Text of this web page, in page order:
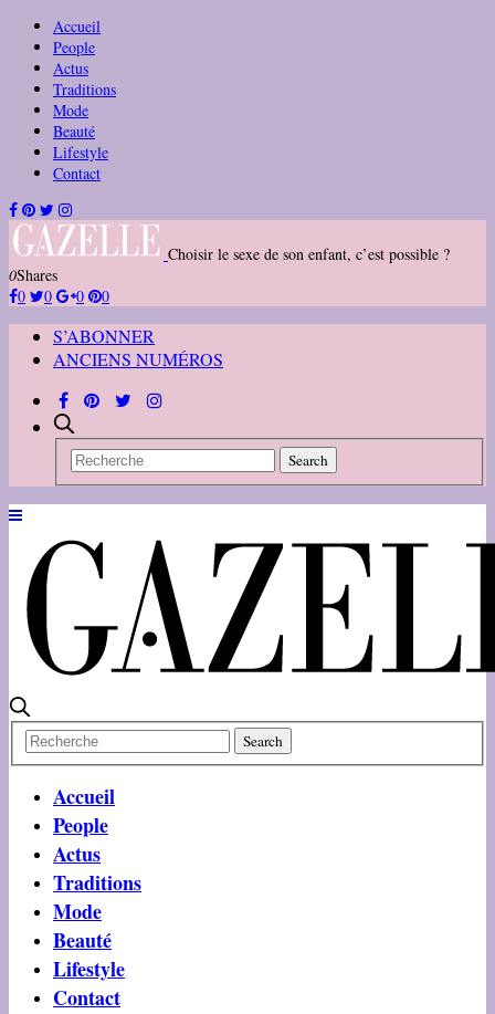
Accueil
People
Actus
Traditions
Mode
Beauté
Lifestyle
Contact
Choisir le sexe de son enfant, c’est possible ?
0Shares
0
0 0 0
S’ABONNER
ANCIENS NUMÉROS
Accueil
People
Actus
Traditions
Mode
Beauté
Lifestyle
Contact